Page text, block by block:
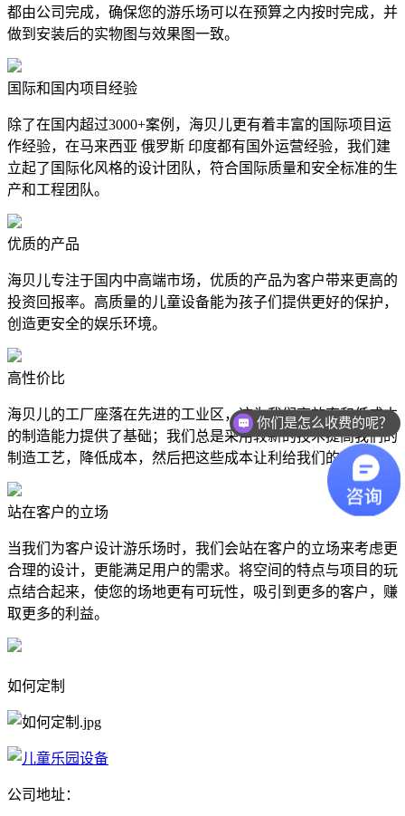
都由公司完成，确保您的游乐场可以在预算之内按时完成，并
做到安装后的实物图与效果图一致。
国际和国内项目经验
除了在国内超过3000+案例，海贝儿更有着丰富的国际项目运
作经验，在马来西亚 俄罗斯 印度都有国外运营经验，我们建
立起了国际化风格的设计团队，符合国际质量和安全标准的生
产和工程团队。
优质的产品
海贝儿专注于国内中高端市场，优质的产品为客户带来更高的
投资回报率。高质量的儿童设备能为孩子们提供更好的保护，
创造更安全的娱乐环境。
高性价比
海贝儿的工厂座落在先进的工业区，这为我们高效率和低成本
的制造能力提供了基础；我们总是采用较新的技术提高我们的
制造工艺，降低成本，然后把这些成本让利给我们的客户。
站在客户的立场
当我们为客户设计游乐场时，我们会站在客户的立场来考虑更
合理的设计，更能满足用户的需求。将空间的特点与项目的玩
点结合起来，使您的场地更有可玩性，吸引到更多的客户，赚
取更多的利益。
如何定制
公司地址：
你们是怎么收费的呢？